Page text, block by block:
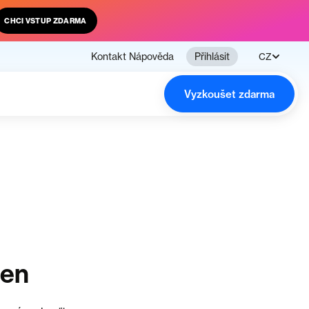
CHCI VSTUP ZDARMA
Kontakt Nápověda Přihlásit CZ
Vyzkoušet zdarma